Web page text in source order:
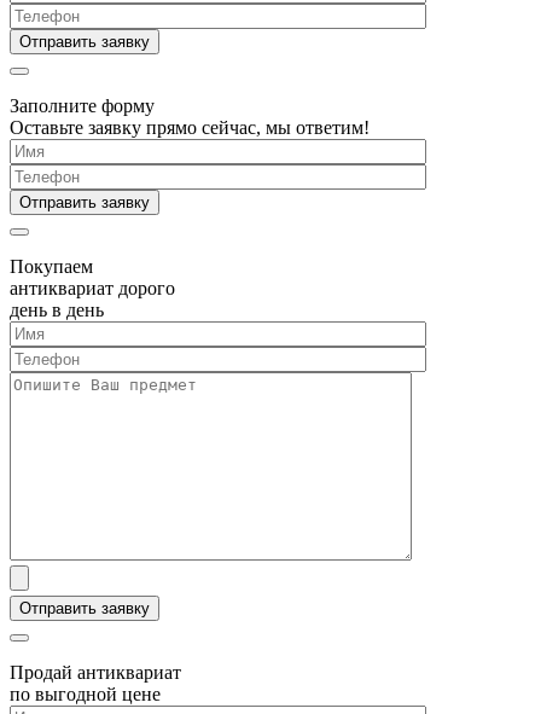
Заполните форму
Оставьте заявку прямо сейчас, мы ответим!
Покупаем
антиквариат дорого
день в день
Продай антиквариат
по выгодной цене